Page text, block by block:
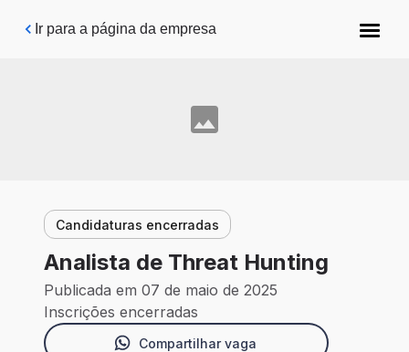
Pular para o conteúdo principal
Ir para a página da empresa
Candidaturas encerradas
Analista de Threat Hunting
Publicada em 07 de maio de 2025
Inscrições encerradas
Compartilhar vaga